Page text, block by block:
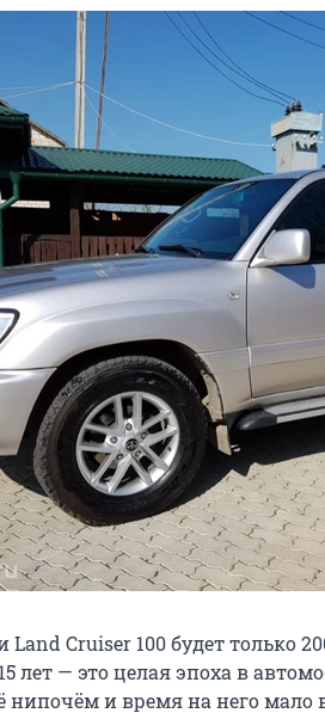
Land Cruiser 100 будет только
лет — это целая эпоха в
нипочём и время на него мало